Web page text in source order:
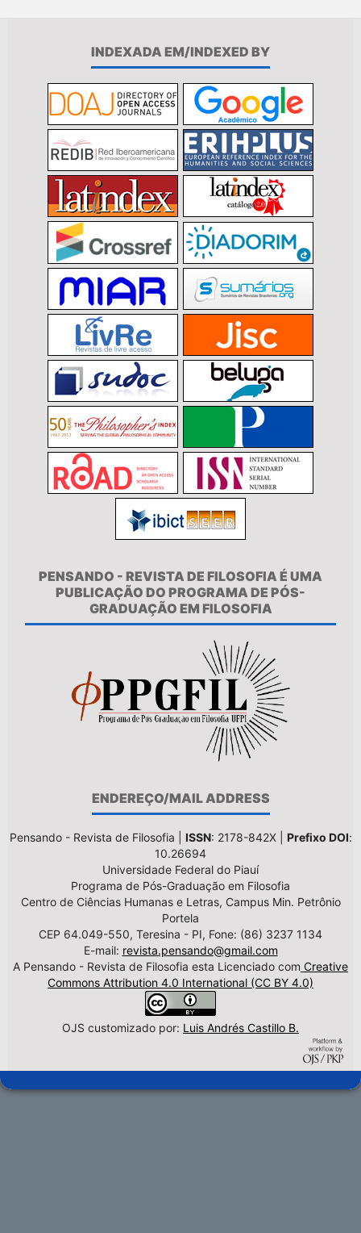
INDEXADA EM/INDEXED BY
PENSANDO - REVISTA DE FILOSOFIA É UMA
PUBLICAÇÃO DO PROGRAMA DE PÓS-
GRADUAÇÃO EM FILOSOFIA
ENDEREÇO/MAIL ADDRESS
Pensando - Revista de Filosofia | ISSN: 2178-842X | Prefixo DOI:
10.26694
Universidade Federal do Piauí
Programa de Pós-Graduação em Filosofia
Centro de Ciências Humanas e Letras, Campus Min. Petrônio
Portela
CEP 64.049-550, Teresina - PI, Fone: (86) 3237 1134
E-mail: revista.pensando@gmail.com
A Pensando - Revista de Filosofia esta Licenciado com Creative
Commons Attribution 4.0 International (CC BY 4.0)
OJS customizado por: Luis Andrés Castillo B.